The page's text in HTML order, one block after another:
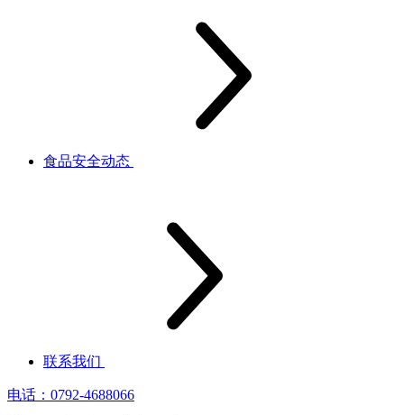
食品安全动态
联系我们
电话：0792-4688066